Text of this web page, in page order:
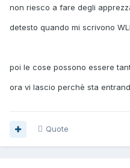
non riesco a fare degli
detesto quando mi scrivono
poi le cose possono essere
ora vi lascio perchè sta
Quote